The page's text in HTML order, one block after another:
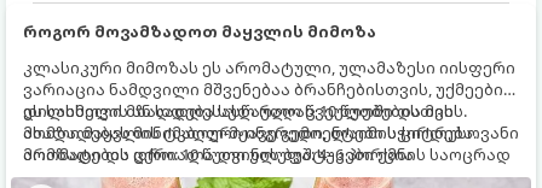
როგორ მოვამზადოთ მაყვლის მიმოზა
კლასიკური მიმოზას ეს არომატული, ულამაზესი იისფერი
ვარიაცია ნამდვილი მშვენებაა ბრანჩებისთვის, უქმეების
დილისთვის ან სადღესასწაულო წვეულებებისთვის.
ახალი მაყვლის ტკბილ-მჟავე გემო, ლაიმის ციტრუსოვანი
არომატი და ცქრიალა ღვინის ბუშტუკები ქმნის საოცრად
დახვეწილ და მაგრილებელ კოქტეილს.
ეს სასმელი მზადდება სულ რაღაც 10 წუთში და მის
მომზადებას მინიმალური ინგრედიენტები სჭირდება.
მომზადების დრო: 10 წუთი ულუფა: 4–6 პორცია